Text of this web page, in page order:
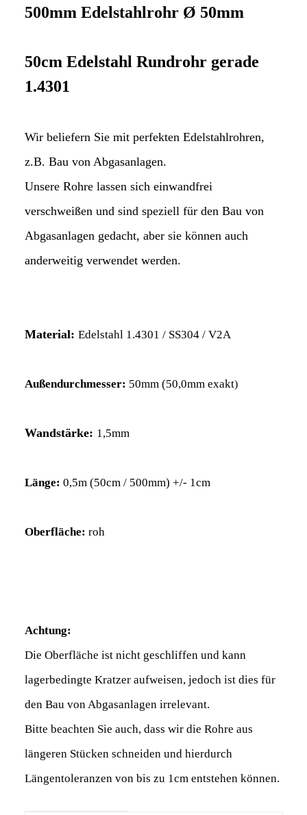
500mm Edelstahlrohr Ø 50mm
50cm Edelstahl Rundrohr gerade
1.4301
Wir beliefern Sie mit perfekten Edelstahlrohren,
z.B. Bau von Abgasanlagen.
Unsere Rohre lassen sich einwandfrei
verschweißen und sind speziell für den Bau von
Abgasanlagen gedacht, aber sie können auch
anderweitig verwendet werden.
Material: Edelstahl 1.4301 / SS304 / V2A
Außendurchmesser: 50mm (50,0mm exakt)
Wandstärke: 1,5mm
Länge: 0,5m (50cm / 500mm) +/- 1cm
Oberfläche: roh
Achtung:
Die Oberfläche ist nicht geschliffen und kann
lagerbedingte Kratzer aufweisen, jedoch ist dies für
den Bau von Abgasanlagen irrelevant.
Bitte beachten Sie auch, dass wir die Rohre aus
längeren Stücken schneiden und hierdurch
Längentoleranzen von bis zu 1cm entstehen können.